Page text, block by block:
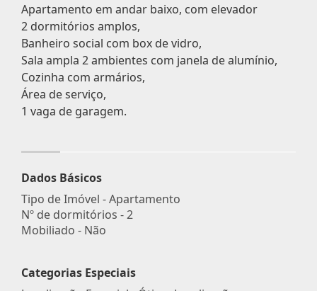
Apartamento em andar baixo, com elevador
2 dormitórios amplos,
Banheiro social com box de vidro,
Sala ampla 2 ambientes com janela de alumínio,
Cozinha com armários,
Área de serviço,
1 vaga de garagem.
Dados Básicos
Tipo de Imóvel - Apartamento
Nº de dormitórios - 2
Mobiliado - Não
Categorias Especiais